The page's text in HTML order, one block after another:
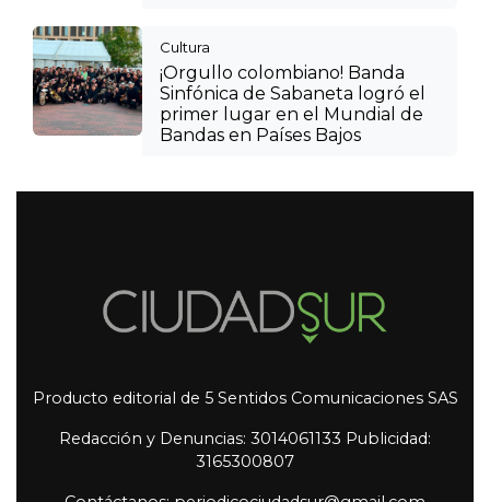
Cultura
¡Orgullo colombiano! Banda
Sinfónica de Sabaneta logró el
primer lugar en el Mundial de
Bandas en Países Bajos
Producto editorial de 5 Sentidos Comunicaciones SAS
Redacción y Denuncias: 3014061133 Publicidad:
3165300807